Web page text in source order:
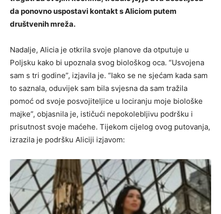
da ponovno uspostavi kontakt s Aliciom putem
društvenih mreža.
Nadalje, Alicia je otkrila svoje planove da otputuje u
Poljsku kako bi upoznala svog biološkog oca. “Usvojena
sam s tri godine”, izjavila je. “Iako se ne sjećam kada sam
to saznala, oduvijek sam bila svjesna da sam tražila
pomoć od svoje posvojiteljice u lociranju moje biološke
majke”, objasnila je, ističući nepokolebljivu podršku i
prisutnost svoje maćehe. Tijekom cijelog ovog putovanja,
izrazila je podršku Aliciji izjavom: